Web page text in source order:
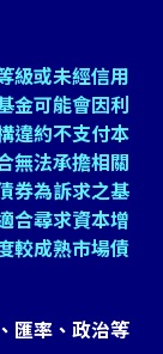
級或未經信用
金可能會因利
違約不支付本
無法承擔相關
券為訴求之基
合尋求資本增
較成熟市場債
匯率、政治等